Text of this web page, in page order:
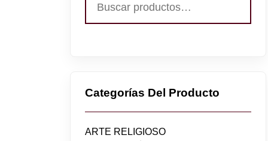
por:
Categorías Del Producto
ARTE RELIGIOSO